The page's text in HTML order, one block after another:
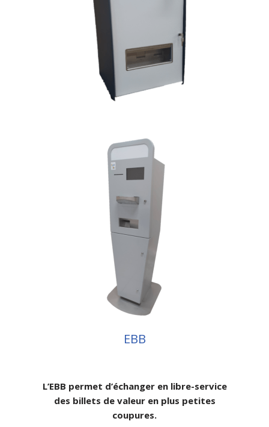
EBB
L’EBB permet d’échanger en libre-service
des billets de valeur en plus petites
coupures.